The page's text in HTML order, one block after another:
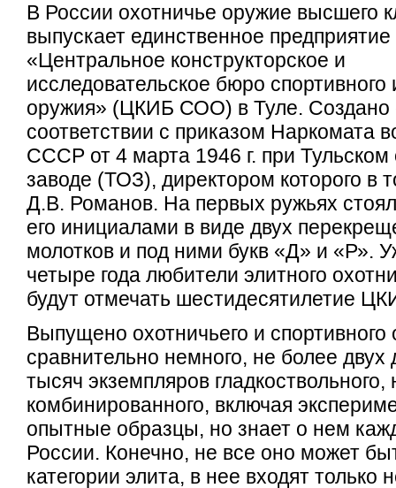
В России охотничье оружие высшего
выпускает единственное предприятие
«Центральное конструкторское и
исследовательское бюро спортивного
оружия» (ЦКИБ СОО) в Туле. Создано
соответствии с приказом Наркомата
СССР от 4 марта 1946 г. при
заводе (ТОЗ), директором которого в
Д.В. Романов. На первых ружьях
его инициалами в виде двух
молотков и под ними букв «Д» и «Р».
четыре года любители элитного
будут отмечать шестидесятилетие
Выпущено охотничьего и
сравнительно немного, не более двух
тысяч экземпляров гладкоствольного,
комбинированного, включая
опытные образцы, но знает о нем
России. Конечно, не все оно может
категории элита, в нее входят только